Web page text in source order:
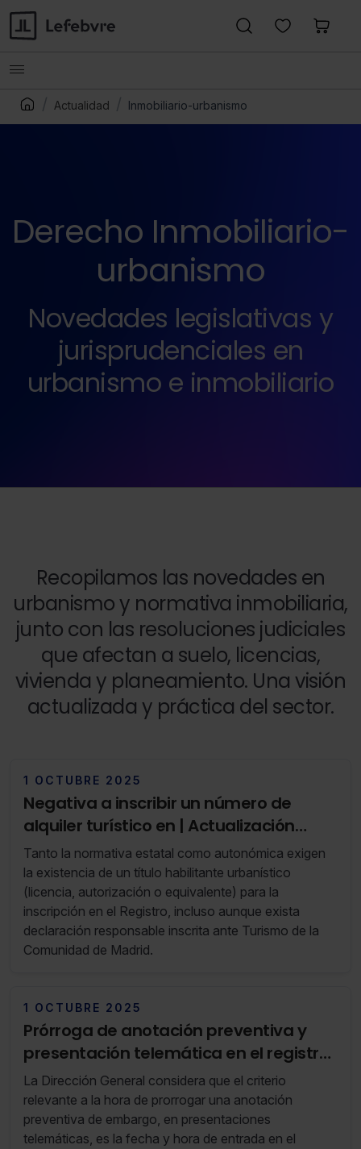
Actualidad Inmobiliario-urbanismo
Derecho Inmobiliario-
urbanismo
Novedades legislativas y
jurisprudenciales en
urbanismo e inmobiliario
Recopilamos las novedades en
urbanismo y normativa inmobiliaria,
junto con las resoluciones judiciales
que afectan a suelo, licencias,
vivienda y planeamiento. Una visión
actualizada y práctica del sector.
1 OCTUBRE 2025
Negativa a inscribir un número de
alquiler turístico en | Actualización
octubre 2025
Tanto la normativa estatal como autonómica exigen
la existencia de un título habilitante urbanístico
(licencia, autorización o equivalente) para la
inscripción en el Registro, incluso aunque exista
declaración responsable inscrita ante Turismo de la
Comunidad de Madrid.
1 OCTUBRE 2025
Prórroga de anotación preventiva y
presentación telemática en el registro
de la propiedad
La Dirección General considera que el criterio
relevante a la hora de prorrogar una anotación
preventiva de embargo, en presentaciones
telemáticas, es la fecha y hora de entrada en el